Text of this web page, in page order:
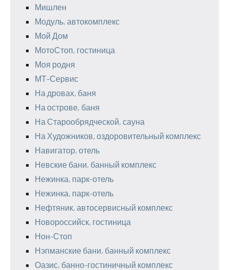
Мишлен
Модуль, автокомплекс
Мой Дом
МотоСтоп, гостиница
Моя родня
МТ-Сервис
На дровах, баня
На острове, баня
На Старообрядческой, сауна
На Художников, оздоровительный комплекс
Навигатор, отель
Невские бани, банный комплекс
Нежинка, парк-отель
Нежинка, парк-отель
Нефтяник, автосервисный комплекс
Новороссийск, гостиница
Нон-Стоп
Нэпманские бани, банный комплекс
Оазис, банно-гостиничный комплекс